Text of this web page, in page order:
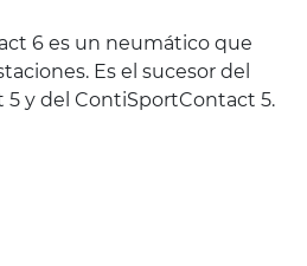
6 es un neumático que
Es el sucesor del
y del ContiSportContact 5.